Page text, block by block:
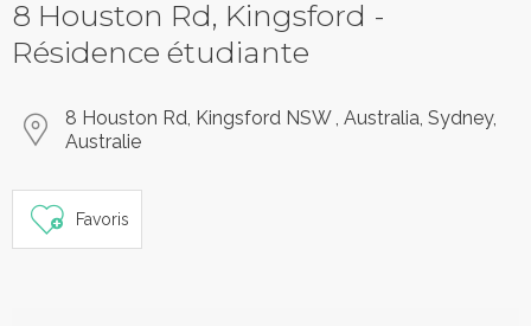
8 Houston Rd, Kingsford -
Résidence étudiante
8 Houston Rd, Kingsford NSW , Australia, Sydney,
Australie
Favoris